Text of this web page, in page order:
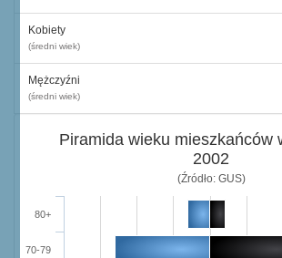
Kobiety
(średni wiek)
Mężczyźni
(średni wiek)
Piramida wieku mieszkańców
2002
(Źródło: GUS)
70-79
80+